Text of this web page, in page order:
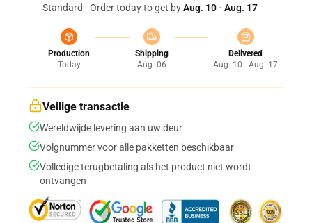
Standard - Order today to get byAug. 10 - Aug. 17
Production
Today
Shipping
Aug. 06
Delivered
Aug. 10 - Aug. 17
Veilige transactie
Wereldwijde levering aan uw deur
Volgnummer voor alle pakketten beschikbaar
Volledige terugbetaling als het product niet wordt
ontvangen